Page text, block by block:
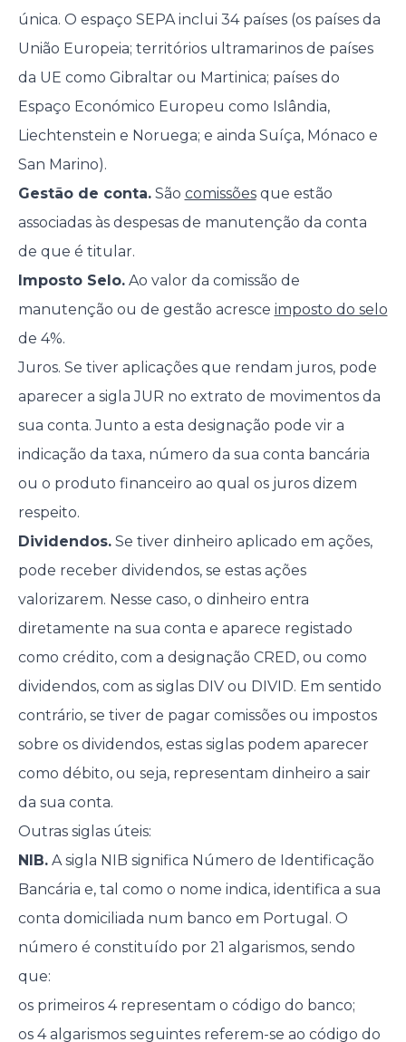
única. O espaço SEPA inclui 34 países (os países da
União Europeia; territórios ultramarinos de países
da UE como Gibraltar ou Martinica; países do
Espaço Económico Europeu como Islândia,
Liechtenstein e Noruega; e ainda Suíça, Mónaco e
San Marino).
Gestão de conta.São comissõesque estão
associadas às despesas de manutenção da conta
de que é titular.
Imposto Selo.Ao valor da comissão de
manutenção ou de gestão acresce imposto do selo
de 4%.
Juros. Se tiver aplicações que rendam juros, pode
aparecer a sigla JUR no extrato de movimentos da
sua conta. Junto a esta designação pode vir a
indicação da taxa, número da sua conta bancária
ou o produto financeiro ao qual os juros dizem
respeito.
Dividendos.Se tiver dinheiro aplicado em ações,
pode receber dividendos, se estas ações
valorizarem. Nesse caso, o dinheiro entra
diretamente na sua conta e aparece registado
como crédito, com a designação CRED, ou como
dividendos, com as siglas DIV ou DIVID. Em sentido
contrário, se tiver de pagar comissões ou impostos
sobre os dividendos, estas siglas podem aparecer
como débito, ou seja, representam dinheiro a sair
da sua conta.
Outras siglas úteis:
NIB.A sigla NIB significa Número de Identificação
Bancária e, tal como o nome indica, identifica a sua
conta domiciliada num banco em Portugal. O
número é constituído por 21 algarismos, sendo
que:
os primeiros 4 representam o código do banco;
os 4 algarismos seguintes referem-se ao código do